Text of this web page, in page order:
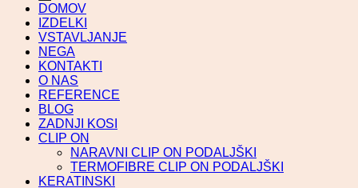
DOMOV
IZDELKI
VSTAVLJANJE
NEGA
KONTAKTI
O NAS
REFERENCE
BLOG
ZADNJI KOSI
CLIP ON
NARAVNI CLIP ON PODALJŠKI
TERMOFIBRE CLIP ON PODALJŠKI
KERATINSKI